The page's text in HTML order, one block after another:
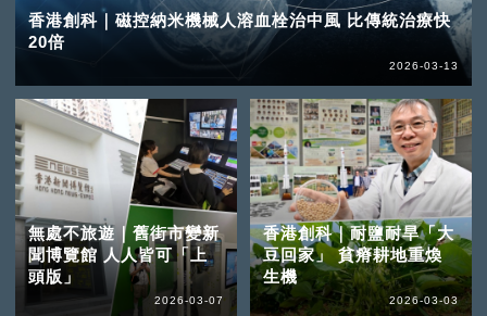
香港創科｜磁控納米機械人溶血栓治中風 比傳統治療快
20倍
2026-03-13
無處不旅遊｜舊街市變新
聞博覽館 人人皆可「上
頭版」
2026-03-07
香港創科｜耐鹽耐旱「大
豆回家」 貧瘠耕地重煥
生機
2026-03-03